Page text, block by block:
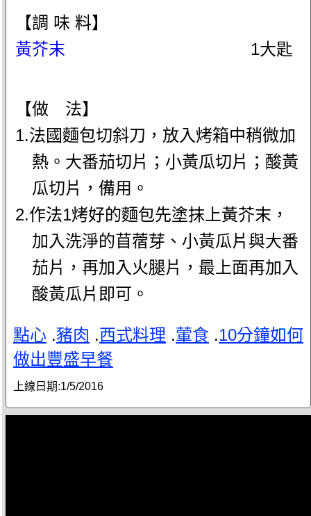
【調 味 料】
黃芥末
1大匙
【做 法】
1.法國麵包切斜刀，放入烤箱中稍微加
熱。大番茄切片；小黃瓜切片；酸黃
瓜切片，備用。
2.作法1烤好的麵包先塗抹上黃芥末，
加入洗淨的苜蓿芽、小黃瓜片與大番
茄片，再加入火腿片，最上面再加入
酸黃瓜片即可。
點心 .豬肉 .西式料理 .葷食 .10分鐘如何
做出豐盛早餐
上線日期:1/5/2016